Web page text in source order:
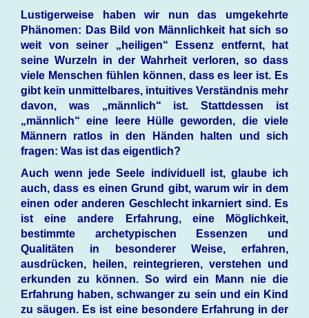
Lustigerweise haben wir nun das umgekehrte
Phänomen: Das Bild von Männlichkeit hat sich so
weit von seiner „heiligen“ Essenz entfernt, hat
seine Wurzeln in der Wahrheit verloren, so dass
viele Menschen fühlen können, dass es leer ist. Es
gibt kein unmittelbares, intuitives Verständnis mehr
davon, was „männlich“ ist. Stattdessen ist
„männlich“ eine leere Hülle geworden, die viele
Männern ratlos in den Händen halten und sich
fragen: Was ist das eigentlich?
Auch wenn jede Seele individuell ist, glaube ich
auch, dass es einen Grund gibt, warum wir in dem
einen oder anderen Geschlecht inkarniert sind. Es
ist eine andere Erfahrung, eine Möglichkeit,
bestimmte archetypischen Essenzen und
Qualitäten in besonderer Weise, erfahren,
ausdrücken, heilen, reintegrieren, verstehen und
erkunden zu können. So wird ein Mann nie die
Erfahrung haben, schwanger zu sein und ein Kind
zu säugen. Es ist eine besondere Erfahrung in der